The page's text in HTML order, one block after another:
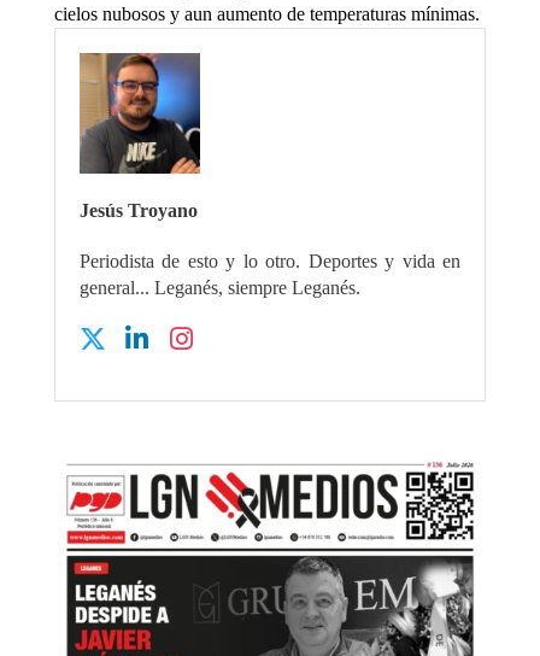
cielos nubosos y aun aumento de temperaturas mínimas.
Jesús Troyano
Periodista de esto y lo otro. Deportes y vida en
general... Leganés, siempre Leganés.